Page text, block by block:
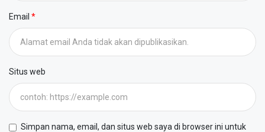
Email
Situs web
Simpan nama, email, dan situs web saya di browser ini untuk